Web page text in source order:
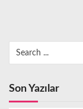
y
f
a
l
for:
Son Yazılar